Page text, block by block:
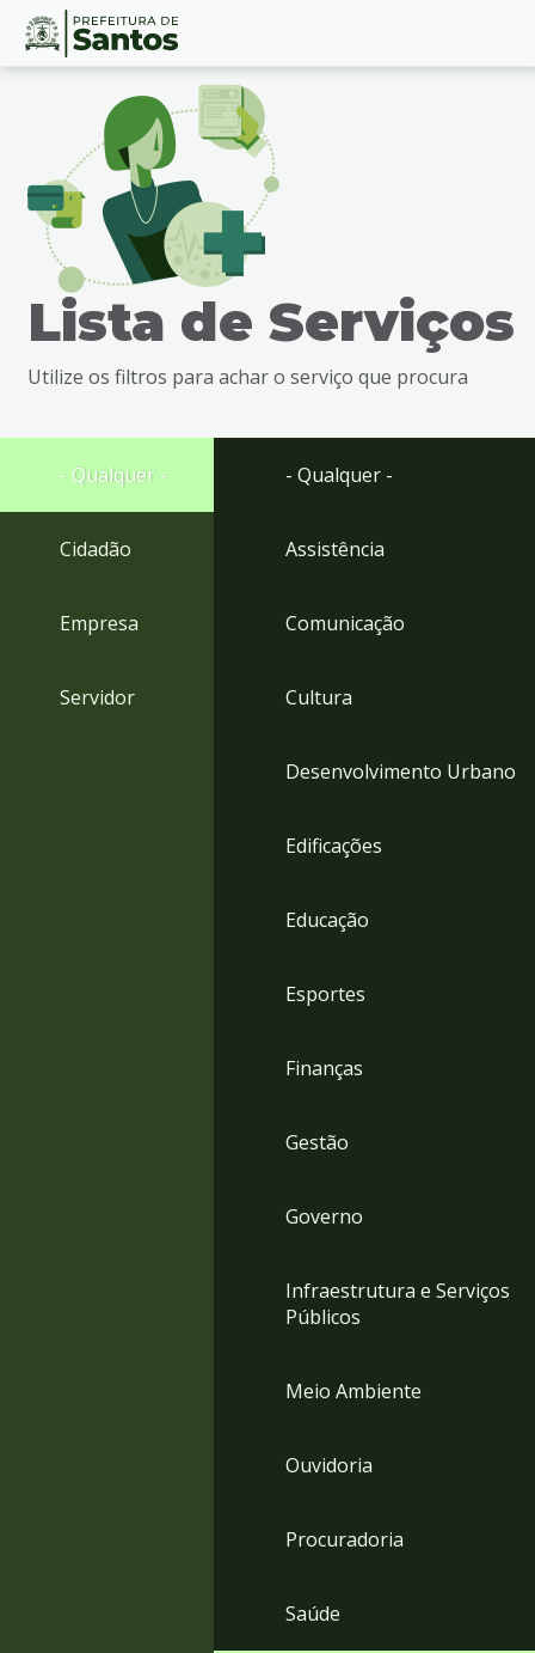
Ir
busca
Ir
rodapé
Conteúdo
Lista de Serviços
Utilize os filtros para achar o serviço que procura
- Qualquer -
Cidadão
Empresa
Servidor
- Qualquer -
Assistência
Comunicação
Cultura
Desenvolvimento Urbano
Edificações
Educação
Esportes
Finanças
Gestão
Governo
Infraestrutura e Serviços
Públicos
Meio Ambiente
Ouvidoria
Procuradoria
Saúde